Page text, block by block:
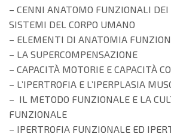
– CENNI ANATOMO FUNZIONALI DEI
SISTEMI DEL CORPO UMANO
– ELEMENTI DI ANATOMIA
– LA SUPERCOMPENSAZIONE
– CAPACITÀ MOTORIE E CAPACITÀ
– L’IPERTROFIA E L’IPERPLASIA
– IL METODO FUNZIONALE E LA
FUNZIONALE
– IPERTROFIA FUNZIONALE ED